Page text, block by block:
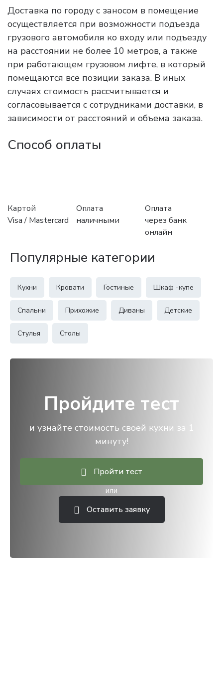
Доставка по городу с заносом в помещение
осуществляется при возможности подъезда
грузового автомобиля ко входу или подъезду
на расстоянии не более 10 метров, а также
при работающем грузовом лифте, в который
помещаются все позиции заказа. В иных
случаях стоимость рассчитывается и
согласовывается с сотрудниками доставки, в
зависимости от расстояний и объема заказа.
Способ оплаты
Картой
Visa / Mastercard
Оплата
наличными
Оплата
через банк
онлайн
Популярные категории
Кухни Кровати Гостиные Шкаф -купе
Спальни Прихожие Диваны Детские
Стулья Столы
Пройдите тест
и узнайте стоимость своей кухни за 1
минуту!
Пройти тест
или
Оставить заявку